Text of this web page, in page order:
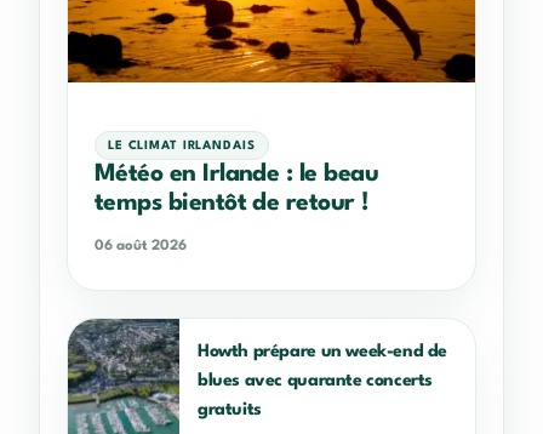
LE CLIMAT IRLANDAIS
Météo en Irlande : le beau
temps bientôt de retour !
06 août 2026
Howth prépare un week-end de
blues avec quarante concerts
gratuits